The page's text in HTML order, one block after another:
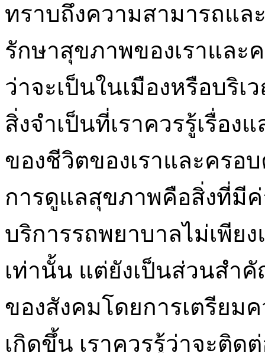
ทราบถึงความสามารถแล
รักษาสุขภาพของเราและ
ว่าจะเป็นในเมืองหรือบริ
สิ่งจำเป็นที่เราควรรู้เรื่อ
ของชีวิตของเราและครอ
การดูแลสุขภาพคือสิ่งที่มี
บริการรถพยาบาลไม่เพีย
เท่านั้น แต่ยังเป็นส่วนสำ
ของสังคมโดยการเตรีย
เกิดขึ้น เราควรรู้ว่าจะติด